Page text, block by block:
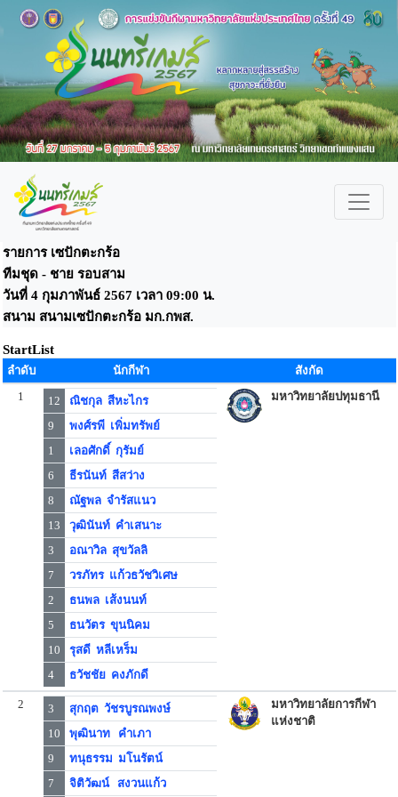
รายการ เซปักตะกร้อ
ทีมชุด - ชาย รอบสาม
วันที่ 4 กุมภาพันธ์ 2567 เวลา 09:00 น.
สนาม สนามเซปักตะกร้อ มก.กพส.
StartList
ลำดับ นักกีฬา
สังกัด
1
12
ณิชกุล สีหะไกร
9
พงศ์รพี เพิ่มทรัพย์
1
เลอศักดิ์ กุรัมย์
6
ธีรนันท์ สีสว่าง
8
ณัฐพล จำรัสแนว
13
วุฒินันท์ คำเสนาะ
3
อณาวิล สุขวัลลิ
7
วรภัทร แก้วธวัชวิเศษ
2
ธนพล เส้งนนท์
5
ธนวัตร ขุนนิคม
10
รุสดี หลีเหร็ม
4
ธวัชชัย คงภักดี
มหาวิทยาลัยปทุมธานี
2 3
สุกฤต วัชรบูรณพงษ์
10
พุฒินาท คำเภา
9
ทนุธรรม มโนรัตน์
7
จิติวัฒน์ สงวนแก้ว
มหาวิทยาลัยการกีฬา
แห่งชาติ